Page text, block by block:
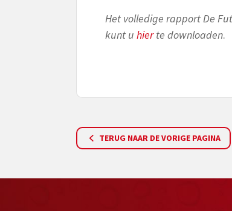
Het volledige rapport De
kunt u hierte downloaden.
TERUG NAAR DE VORIGE PAGINA